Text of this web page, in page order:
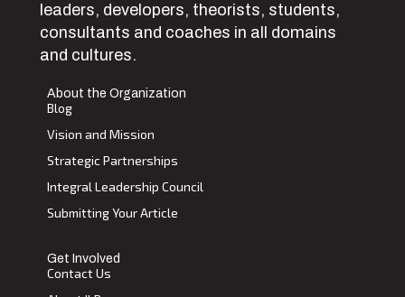
leaders, developers, theorists, students,
consultants and coaches in all domains
and cultures.
About the Organization
Blog
Vision and Mission
Strategic Partnerships
Integral Leadership Council
Submitting Your Article
Get Involved
Contact Us